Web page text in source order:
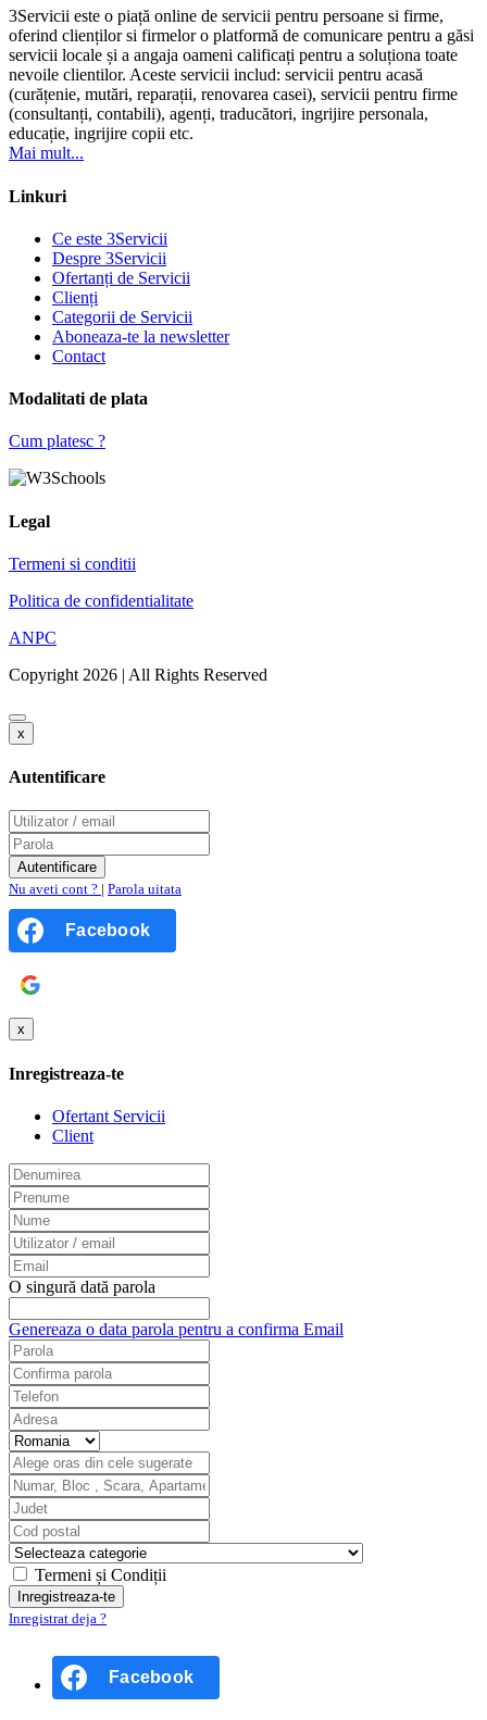
3Servicii este o piață online de servicii pentru persoane si firme,
oferind clienților si firmelor o platformă de comunicare pentru a găsi
servicii locale și a angaja oameni calificați pentru a soluționa toate
nevoile clientilor. Aceste servicii includ: servicii pentru acasă
(curățenie, mutări, reparații, renovarea casei), servicii pentru firme
(consultanți, contabili), agenți, traducători, ingrijire personala,
educație, ingrijire copii etc.
Mai mult...
Linkuri
Ce este 3Servicii
Despre 3Servicii
Ofertanți de Servicii
Clienți
Categorii de Servicii
Aboneaza-te la newsletter
Contact
Modalitati de plata
Cum platesc ?
Legal
Termeni si conditii
Politica de confidentialitate
ANPC
Copyright 2026 | All Rights Reserved
x
Autentificare
Nu aveti cont ? | Parola uitata
Facebook
x
Inregistreaza-te
Ofertant Servicii
Client
O singură dată parola
Genereaza o data parola pentru a confirma Email
Termeni și Condiții
Inregistrat deja ?
Facebook